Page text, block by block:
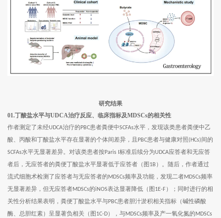
研究结果
01.丁酸盐水平与UDCA治疗反应、临床指标及MDSCs的相关性
作者测定了未经UDCA治疗的 PBC患者粪便中SCFAs水平，发现该类患者粪便中乙
酸、丙酸和丁酸盐水平存在显著的个体间差异，且 PBC患者与健康对照(HCs)间的
SCFAs水平无显著差异。对该类患者按Paris I 标准后续分为UDCA应答者和无应答
者后，无应答者的粪便丁酸盐水平显著低于应答者（图 1B ）。随后，作者通过
流式细胞术检测了应答者与无应答者的 MDSCs频率及功能，发现二者MDSCs频率
无显著差异，但无应答者MDSCs的iNOS表达显著降低（图 1E-F ）；同时进行的相
关性分析结果表明，粪便丁酸盐水平与PBC患者胆汁淤积相关指标（碱性磷酸
酶、总胆红素）呈显著负相关（图 1C-D），与MDSCs频率及产一氧化氮的 MDSCs